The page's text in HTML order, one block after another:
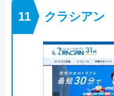
クラシアン